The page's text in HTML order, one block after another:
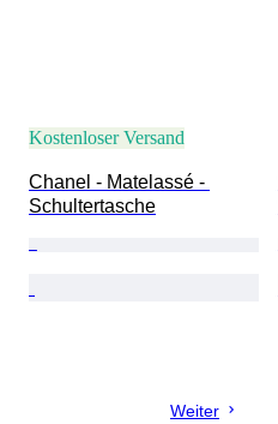
Kostenloser Versand
Chanel - Matelassé -
Schultertasche
Weiter